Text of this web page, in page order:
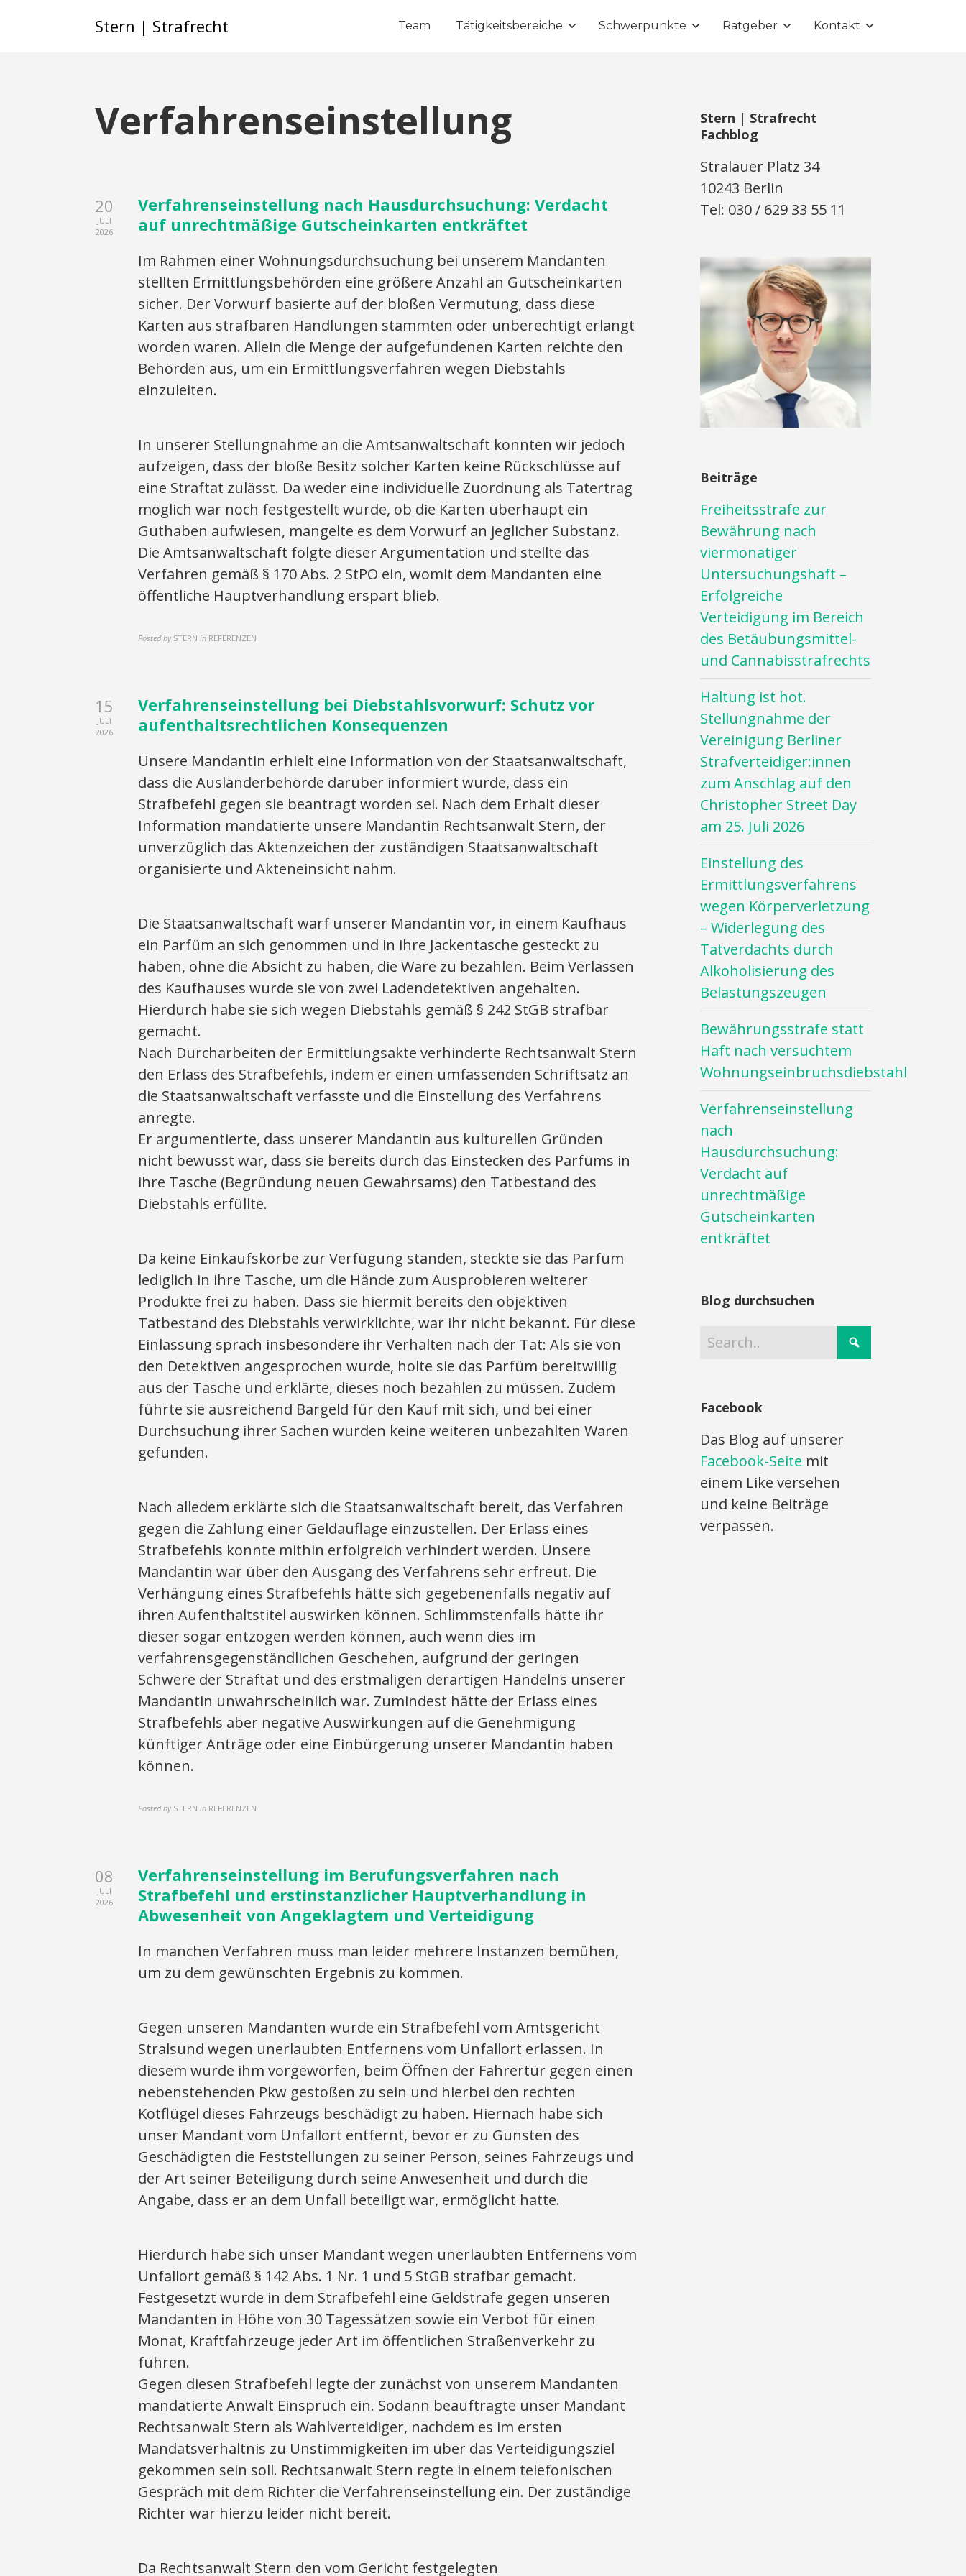
Stern | Strafrecht Team Tätigkeitsbereiche Schwerpunkte Ratgeber Kontakt
Verfahrenseinstellung
20
JULI
2026
Verfahrenseinstellung nach Hausdurchsuchung: Verdacht
auf unrechtmäßige Gutscheinkarten entkräftet
Im Rahmen einer Wohnungsdurchsuchung bei unserem Mandanten
stellten Ermittlungsbehörden eine größere Anzahl an Gutscheinkarten
sicher. Der Vorwurf basierte auf der bloßen Vermutung, dass diese
Karten aus strafbaren Handlungen stammten oder unberechtigt erlangt
worden waren. Allein die Menge der aufgefundenen Karten reichte den
Behörden aus, um ein Ermittlungsverfahren wegen Diebstahls
einzuleiten.
In unserer Stellungnahme an die Amtsanwaltschaft konnten wir jedoch
aufzeigen, dass der bloße Besitz solcher Karten keine Rückschlüsse auf
eine Straftat zulässt. Da weder eine individuelle Zuordnung als Tatertrag
möglich war noch festgestellt wurde, ob die Karten überhaupt ein
Guthaben aufwiesen, mangelte es dem Vorwurf an jeglicher Substanz.
Die Amtsanwaltschaft folgte dieser Argumentation und stellte das
Verfahren gemäß § 170 Abs. 2 StPO ein, womit dem Mandanten eine
öffentliche Hauptverhandlung erspart blieb.
Posted by STERN in REFERENZEN
15
JULI
2026
Verfahrenseinstellung bei Diebstahlsvorwurf: Schutz vor
aufenthaltsrechtlichen Konsequenzen
Unsere Mandantin erhielt eine Information von der Staatsanwaltschaft,
dass die Ausländerbehörde darüber informiert wurde, dass ein
Strafbefehl gegen sie beantragt worden sei. Nach dem Erhalt dieser
Information mandatierte unsere Mandantin Rechtsanwalt Stern, der
unverzüglich das Aktenzeichen der zuständigen Staatsanwaltschaft
organisierte und Akteneinsicht nahm.
Die Staatsanwaltschaft warf unserer Mandantin vor, in einem Kaufhaus
ein Parfüm an sich genommen und in ihre Jackentasche gesteckt zu
haben, ohne die Absicht zu haben, die Ware zu bezahlen. Beim Verlassen
des Kaufhauses wurde sie von zwei Ladendetektiven angehalten.
Hierdurch habe sie sich wegen Diebstahls gemäß § 242 StGB strafbar
gemacht.
Nach Durcharbeiten der Ermittlungsakte verhinderte Rechtsanwalt Stern
den Erlass des Strafbefehls, indem er einen umfassenden Schriftsatz an
die Staatsanwaltschaft verfasste und die Einstellung des Verfahrens
anregte.
Er argumentierte, dass unserer Mandantin aus kulturellen Gründen
nicht bewusst war, dass sie bereits durch das Einstecken des Parfüms in
ihre Tasche (Begründung neuen Gewahrsams) den Tatbestand des
Diebstahls erfüllte.
Da keine Einkaufskörbe zur Verfügung standen, steckte sie das Parfüm
lediglich in ihre Tasche, um die Hände zum Ausprobieren weiterer
Produkte frei zu haben. Dass sie hiermit bereits den objektiven
Tatbestand des Diebstahls verwirklichte, war ihr nicht bekannt. Für diese
Einlassung sprach insbesondere ihr Verhalten nach der Tat: Als sie von
den Detektiven angesprochen wurde, holte sie das Parfüm bereitwillig
aus der Tasche und erklärte, dieses noch bezahlen zu müssen. Zudem
führte sie ausreichend Bargeld für den Kauf mit sich, und bei einer
Durchsuchung ihrer Sachen wurden keine weiteren unbezahlten Waren
gefunden.
Nach alledem erklärte sich die Staatsanwaltschaft bereit, das Verfahren
gegen die Zahlung einer Geldauflage einzustellen. Der Erlass eines
Strafbefehls konnte mithin erfolgreich verhindert werden. Unsere
Mandantin war über den Ausgang des Verfahrens sehr erfreut. Die
Verhängung eines Strafbefehls hätte sich gegebenenfalls negativ auf
ihren Aufenthaltstitel auswirken können. Schlimmstenfalls hätte ihr
dieser sogar entzogen werden können, auch wenn dies im
verfahrensgegenständlichen Geschehen, aufgrund der geringen
Schwere der Straftat und des erstmaligen derartigen Handelns unserer
Mandantin unwahrscheinlich war. Zumindest hätte der Erlass eines
Strafbefehls aber negative Auswirkungen auf die Genehmigung
künftiger Anträge oder eine Einbürgerung unserer Mandantin haben
können.
Posted by STERN in REFERENZEN
08
JULI
2026
Verfahrenseinstellung im Berufungsverfahren nach
Strafbefehl und erstinstanzlicher Hauptverhandlung in
Abwesenheit von Angeklagtem und Verteidigung
In manchen Verfahren muss man leider mehrere Instanzen bemühen,
um zu dem gewünschten Ergebnis zu kommen.
Gegen unseren Mandanten wurde ein Strafbefehl vom Amtsgericht
Stralsund wegen unerlaubten Entfernens vom Unfallort erlassen. In
diesem wurde ihm vorgeworfen, beim Öffnen der Fahrertür gegen einen
nebenstehenden Pkw gestoßen zu sein und hierbei den rechten
Kotflügel dieses Fahrzeugs beschädigt zu haben. Hiernach habe sich
unser Mandant vom Unfallort entfernt, bevor er zu Gunsten des
Geschädigten die Feststellungen zu seiner Person, seines Fahrzeugs und
der Art seiner Beteiligung durch seine Anwesenheit und durch die
Angabe, dass er an dem Unfall beteiligt war, ermöglicht hatte.
Hierdurch habe sich unser Mandant wegen unerlaubten Entfernens vom
Unfallort gemäß § 142 Abs. 1 Nr. 1 und 5 StGB strafbar gemacht.
Festgesetzt wurde in dem Strafbefehl eine Geldstrafe gegen unseren
Mandanten in Höhe von 30 Tagessätzen sowie ein Verbot für einen
Monat, Kraftfahrzeuge jeder Art im öffentlichen Straßenverkehr zu
führen.
Gegen diesen Strafbefehl legte der zunächst von unserem Mandanten
mandatierte Anwalt Einspruch ein. Sodann beauftragte unser Mandant
Rechtsanwalt Stern als Wahlverteidiger, nachdem es im ersten
Mandatsverhältnis zu Unstimmigkeiten im über das Verteidigungsziel
gekommen sein soll. Rechtsanwalt Stern regte in einem telefonischen
Gespräch mit dem Richter die Verfahrenseinstellung ein. Der zuständige
Richter war hierzu leider nicht bereit.
Da Rechtsanwalt Stern den vom Gericht festgelegten
Stern | Strafrecht
Fachblog
Stralauer Platz 34
10243 Berlin
Tel: 030 / 629 33 55 11
Beiträge
Freiheitsstrafe zur
Bewährung nach
viermonatiger
Untersuchungshaft –
Erfolgreiche
Verteidigung im Bereich
des Betäubungsmittel-
und Cannabisstrafrechts
Haltung ist hot.
Stellungnahme der
Vereinigung Berliner
Strafverteidiger:innen
zum Anschlag auf den
Christopher Street Day
am 25. Juli 2026
Einstellung des
Ermittlungsverfahrens
wegen Körperverletzung
– Widerlegung des
Tatverdachts durch
Alkoholisierung des
Belastungszeugen
Bewährungsstrafe statt
Haft nach versuchtem
Wohnungseinbruchsdiebstahl
Verfahrenseinstellung
nach
Hausdurchsuchung:
Verdacht auf
unrechtmäßige
Gutscheinkarten
entkräftet
Blog durchsuchen
Facebook
Das Blog auf unserer
Facebook-Seite mit
einem Like versehen
und keine Beiträge
verpassen.